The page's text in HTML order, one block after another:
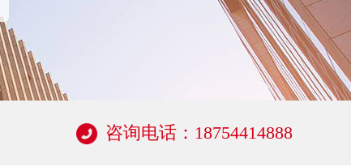
咨询电话：18754414888